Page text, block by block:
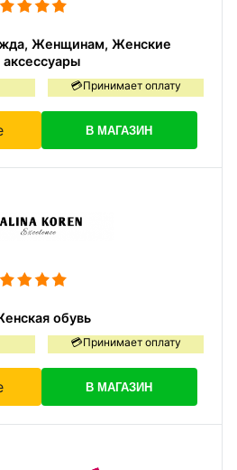
Женщинам, Женские
аксессуары
💳Принимает оплату
В МАГАЗИН
обувь
💳Принимает оплату
В МАГАЗИН